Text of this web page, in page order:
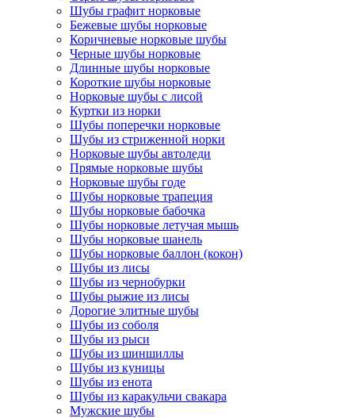
Шубы графит норковые
Бежевые шубы норковые
Коричневые норковые шубы
Черные шубы норковые
Длинные шубы норковые
Короткие шубы норковые
Норковые шубы с лисой
Куртки из норки
Шубы поперечки норковые
Шубы из стриженной норки
Норковые шубы автоледи
Прямые норковые шубы
Норковые шубы годе
Шубы норковые трапеция
Шубы норковые бабочка
Шубы норковые летучая мышь
Шубы норковые шанель
Шубы норковые баллон (кокон)
Шубы из лисы
Шубы из чернобурки
Шубы рыжие из лисы
Дорогие элитные шубы
Шубы из соболя
Шубы из рыси
Шубы из шиншиллы
Шубы из куницы
Шубы из енота
Шубы из каракульчи свакара
Мужские шубы